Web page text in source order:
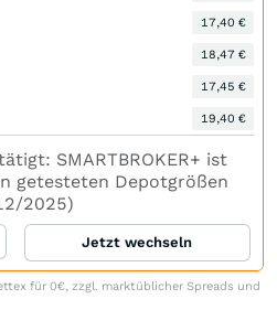
17,40 €
18,47 €
17,45 €
19,40 €
SMARTBROKER+ ist
getesteten Depotgrößen
2025)
Jetzt wechseln
für 0€, zzgl. marktüblicher Spreads und